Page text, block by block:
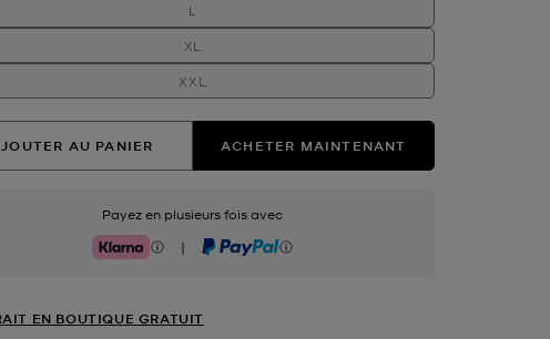
L
XL
XXL
AU PANIER ACHETER MAINTENANT
Payez en plusieurs fois avec
Klarna | PayPal
EN BOUTIQUE GRATUIT